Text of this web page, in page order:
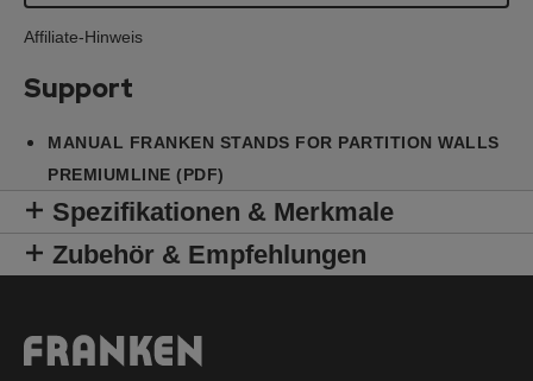
Affiliate-Hinweis
Support
MANUAL FRANKEN STANDS FOR PARTITION WALLS
PREMIUMLINE (PDF)
Spezifikationen & Merkmale
Zubehör & Empfehlungen